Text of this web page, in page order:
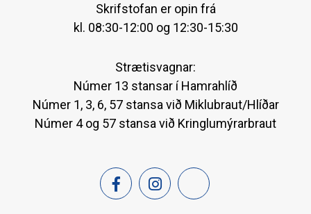
Skrifstofan er opin frá
kl. 08:30-12:00 og 12:30-15:30
Strætisvagnar:
Númer 13 stansar í Hamrahlíð
Númer 1, 3, 6, 57 stansa við Miklubraut/Hlíðar
Númer 4 og 57 stansa við Kringlumýrarbraut